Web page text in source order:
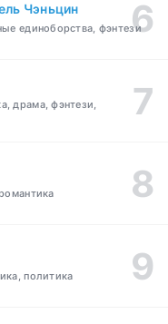
Чэньцин
единоборства, фэнтези
драма, фэнтези,
политика